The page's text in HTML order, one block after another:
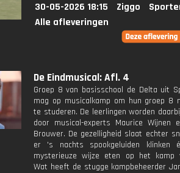
30-05-2026 18:15 Ziggo
Alle afleveringen
De Eindmusical: Afl. 4
Groep 8 van basisschool de Delta uit
mag op musicalkamp om hun groep 8
te studeren. De leerlingen worden
door musical-experts Maurice Wijnen
Brouwer. De gezelligheid slaat echter
er 's nachts spookgeluiden klinken
mysterieuze wijze eten op het kamp
Wat heeft de stugge kampbeheerder